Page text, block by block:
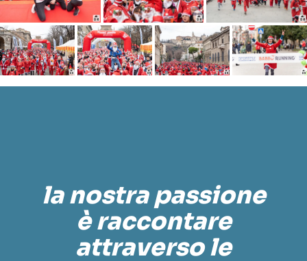
la nostra passione
è raccontare
attraverso le